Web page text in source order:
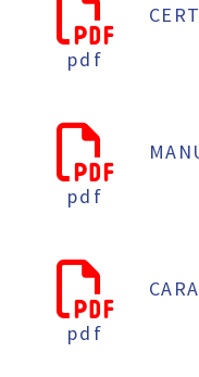
pdf
pdf
pdf